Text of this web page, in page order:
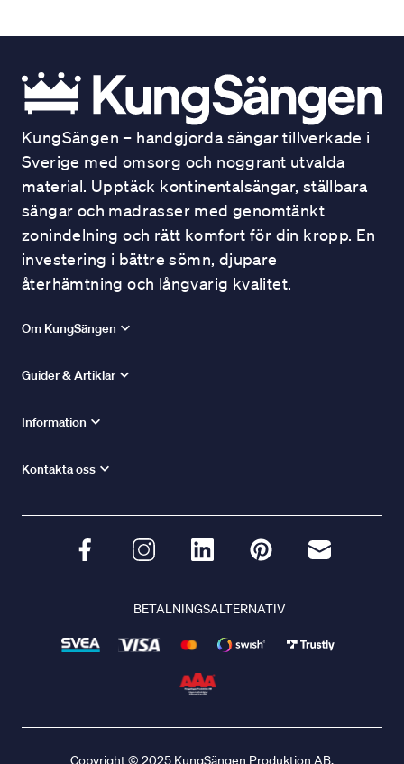
KungSängen – handgjorda sängar tillverkade i
Sverige med omsorg och noggrant utvalda
material. Upptäck kontinentalsängar, ställbara
sängar och madrasser med genomtänkt
zonindelning och rätt komfort för din kropp. En
investering i bättre sömn, djupare
återhämtning och långvarig kvalitet.
Om KungSängen
Guider & Artiklar
Information
Kontakta oss
BETALNINGSALTERNATIV
Copyright © 2025 KungSängen Produktion AB.